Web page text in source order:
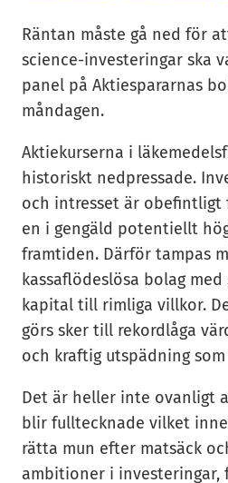
Räntan måste gå ned för
science-investeringar ska
panel på Aktiespararnas
måndagen.
Aktiekurserna i
historiskt nedpressade.
och intresset är
en i gengäld potentiellt
framtiden. Därför tampas
kassaflödeslösa bolag
kapital till rimliga villkor.
görs sker till rekordlåga
och kraftig utspädning
Det är heller inte ovanligt
blir fulltecknade vilket
rätta mun efter matsäck
ambitioner i investeringar,